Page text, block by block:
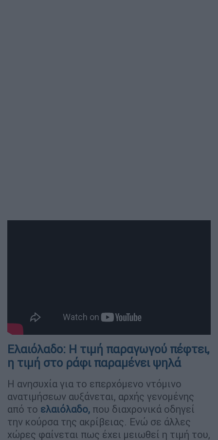
Ελαιόλαδο: Η τιμή παραγωγού πέφτει,
η τιμή στο ράφι παραμένει ψηλά
Η ανησυχία για το επερχόμενο ντόμινο
ανατιμήσεων αυξάνεται, αρχής γενομένης
από το ελαιόλαδο, που διαχρονικά οδηγεί
την κούρσα της ακρίβειας. Ενώ σε άλλες
χώρες φαίνεται πως έχει μειωθεί η τιμή του,